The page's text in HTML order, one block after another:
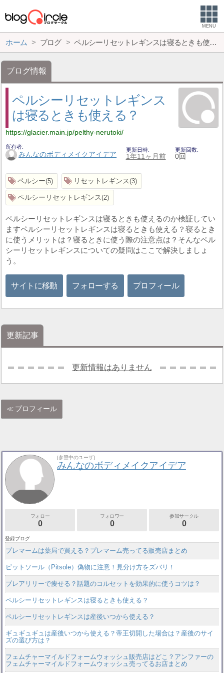
MENU
ホーム ブログ ペルシーリセットレギンスは寝るときも使える？
ブログ情報
ペルシーリセットレギンス
は寝るときも使える？
https://glacier.main.jp/pelthy-nerutoki/
所有者
みんなのボディメイクアイデア
更新日時
1年11ヶ月前
更新回数
0回
ペルシー 5 リセットレギンス 3
ペルシーリセットレギンス 2
ペルシーリセットレギンスは寝るときも使えるのか検証してい
ますペルシーリセットレギンスは寝るときも使える？寝るとき
に使うメリットは？寝るときに使う際の注意点は？そんなペル
シーリセットレギンスについての疑問はここで解決しましょ
う。
サイトに移動 フォローする プロフィール
更新記事
更新情報はありません
プロフィール
[参照中のユーザ]
みんなのボディメイクアイデア
フォロー
0
フォロワー
0
参加サークル
0
登録ブログ
プレマームは薬局で買える？プレマーム売ってる販売店まとめ
ピットソール（Pitsole）偽物に注意！見分け方をズバリ！
ブレアリリーで痩せる？話題のコルセットを効果的に使うコツは？
ペルシーリセットレギンスは寝るときも使える？
ペルシーリセットレギンスは産後いつから使える？
ギュギュギュは産後いつから使える？帝王切開した場合は？産後のサイ
ズの選び方は？
フェムチャーマイルドフォームウォッシュ販売店はどこ？アンファーの
フェムチャーマイルドフォームウォッシュ売ってるお店まとめ